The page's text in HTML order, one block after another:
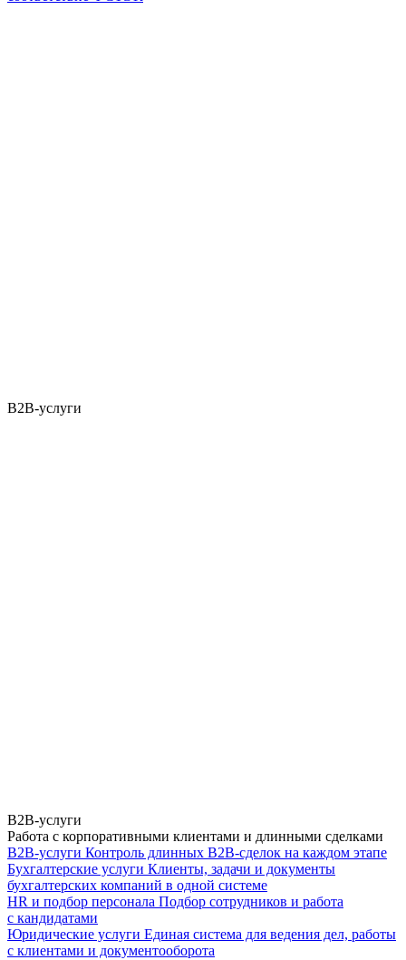
B2B-услуги
B2B-услуги
Работа с корпоративными клиентами и длинными сделками
B2B-услуги Контроль длинных B2B-сделок на каждом этапе
Бухгалтерские услуги Клиенты, задачи и документы
бухгалтерских компаний в одной системе
HR и подбор персонала Подбор сотрудников и работа
с кандидатами
Юридические услуги Единая система для ведения дел, работы
с клиентами и документооборота